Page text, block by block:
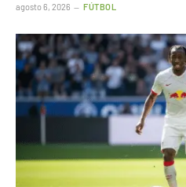
agosto 6, 2026 FÚTBOL